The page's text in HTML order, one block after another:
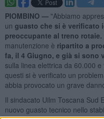
PIOMBINO — "Abbiamo
un guasto che si è verificato
preoccupante al treno rotaie.
manutenzione è ripartito a
fa, il 4 Giugno, e già si sono
sulla linea elettrica da 60.000
questi si è verificato un
abbia provocato un grave
Il sindacato Uilm Toscana Sud
nuovo guasto tecnico nello